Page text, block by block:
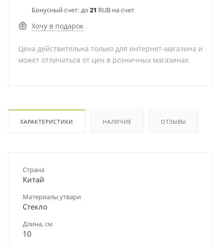
Бонусный счет: до 21 RUB на счет
Хочу в подарок
Цена действительна только для интернет-магазина и
может отличаться от цен в розничных магазинах
ХАРАКТЕРИСТИКИ НАЛИЧИЕ ОТЗЫВЫ
Страна
Китай
Материалы утвари
Стекло
Длина, см
10